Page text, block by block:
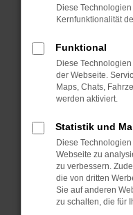
verhindern.
Fenster?
Starte dein
Das kann
Probleme zu
sind.
Veraltete
führen, dass
unterstützt
Diese
Kernfunktionalität
Funktional
Diese
der Webseite.
Maps, Chats,
werden aktiviert.
Statistik und
Diese
Webseite zu
zu verbessern.
die von dritten
Sie auf anderen
zu schalten, die für